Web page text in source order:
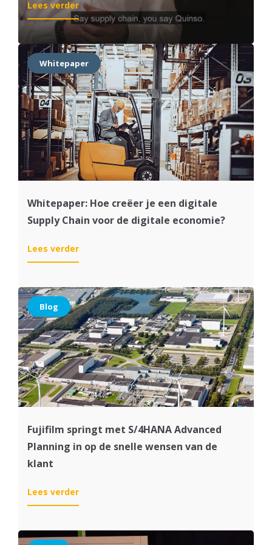
Lees verder:
Zeg
je
supply
chain,
dan
zeg
je
Quinso
Whitepaper
Whitepaper: Hoe creëer je een digitale
Supply Chain voor de digitale economie?
Lees verder:
Whitepaper:
creëer
je
een
digitale
Supply
Chain
voor
de
digitale
economie?
Blog
Fujifilm springt met S/4HANA Advanced
Planning in op de snelle wensen van de
klant
Lees verder:
Fujifilm
met